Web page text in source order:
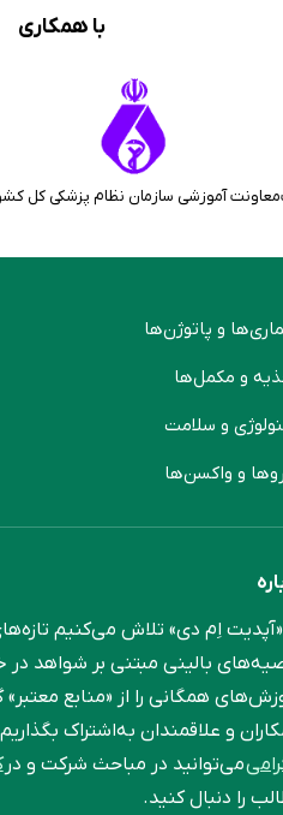
با همکاری
معاونت آموزشی سازمان نظام پزشکی کل
و پاتوژن‌ها
و مکمل‌ها
و سلامت
و واکسن‌ها
اِم دی» تلاش می‌کنیم
بالینی مبتنی بر شواهد در
همگانی را از «منابع معتبر»
و علاقمندان به‌اشتراک
می‌توانید در مباحث شرکت و در
را دنبال کنید.